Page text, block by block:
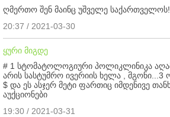
ღმერთო შენ მაინც უშველე საქართველოს!
20:37 / 2021-03-30
ყური მიგდე
# 1 სტომატოლოგიური პოლიკლინიკა
არის სასტუმრო ივერიის ხელა , მგონი...3
$ და ეს ასჯერ მეტი ფართიც იმდენივე
აუქციონები
19:30 / 2021-03-31